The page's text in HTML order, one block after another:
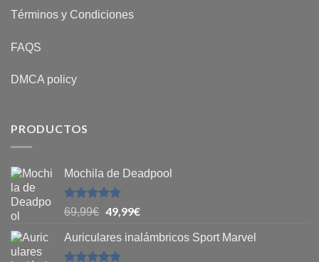
Términos y Condiciones
FAQS
DMCA policy
PRODUCTOS
Mochila de Deadpool
Valorado
con
de 5
69,99€ 49,99€
Auriculares inalámbricos Sport Marvel